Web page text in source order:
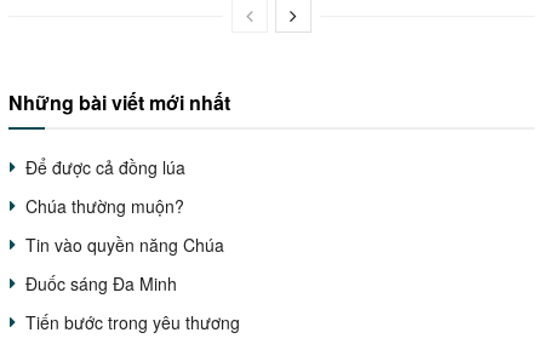
Những bài viết mới nhất
Để được cả đồng lúa
Chúa thường muộn?
Tin vào quyền năng Chúa
Đuốc sáng Đa Minh
Tiến bước trong yêu thương